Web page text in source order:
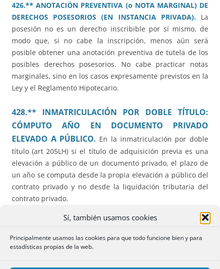
Sí, también usamos cookies
Principalmente usamos las cookies para que todo funcione bien y para
estadísticas propias de la web.
426.** ANOTACIÓN PREVENTIVA (o NOTA MARGINAL) DE
DERECHOS POSESORIOS (EN INSTANCIA PRIVADA).La
posesión no es un derecho inscribible por sí mismo, de
modo que, si no cabe la inscripción, menos aún será
posible obtener una anotación preventiva de tutela de los
posibles derechos posesorios. No cabe practicar notas
marginales, sino en los casos expresamente previstos en la
Ley y el Reglamento Hipotecario.
428.** INMATRICULACIÓN POR DOBLE TÍTULO:
CÓMPUTO AÑO EN DOCUMENTO PRIVADO
ELEVADO A PÚBLICO. En la inmatriculación por doble
título (art 205LH) si el título de adquisición previa es una
elevación a público de un documento privado, el plazo de
un año se computa desde la propia elevación a público del
contrato privado y no desde la liquidación tributaria del
contrato privado.
429.** PETICIÓN DE NOTA SIMPLE POR CANAL DE
PRESENTACIÓN (EN VEZ DE POR PETICIÓN DE
PUBLICIDAD REGISTRAL).